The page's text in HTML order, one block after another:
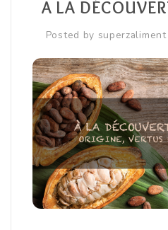
Libido / Tonus Sexuel
Sport / Muscles
Vitamines / Minéraux /
A LA
Posted by superzaliment